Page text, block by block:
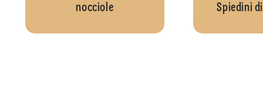
nocciole
Spiedini